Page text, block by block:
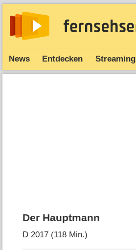
News Entdecken Streaming
Der Hauptmann
D 2017 (118 Min.)